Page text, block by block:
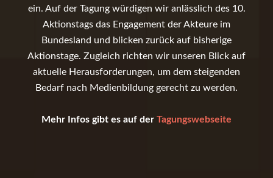
ein. Auf der Tagung würdigen wir anlässlich des 10.
Aktionstags das Engagement der Akteure im
Bundesland und blicken zurück auf bisherige
Aktionstage. Zugleich richten wir unseren Blick auf
aktuelle Herausforderungen, um dem steigenden
Bedarf nach Medienbildung gerecht zu werden.
Mehr Infos gibt es auf der Tagungswebseite